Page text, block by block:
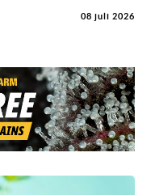
08 juli 2026